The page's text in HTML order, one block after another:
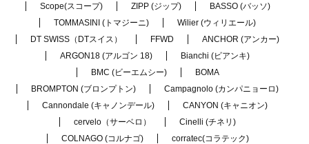
Scope(スコープ)
ZIPP (ジップ)
BASSO (バッソ)
TOMMASINI (トマジーニ)
Wilier (ウィリエール)
DT SWISS（DTスイス）
FFWD
ANCHOR (アンカー)
ARGON18 (アルゴン 18)
Bianchi (ビアンキ)
BMC (ビーエムシー)
BOMA
BROMPTON (ブロンプトン)
Campagnolo (カンパニョーロ)
Cannondale (キャノンデール)
CANYON (キャニオン)
cervelo（サーベロ）
Cinelli (チネリ)
COLNAGO (コルナゴ)
corratec(コラテック)